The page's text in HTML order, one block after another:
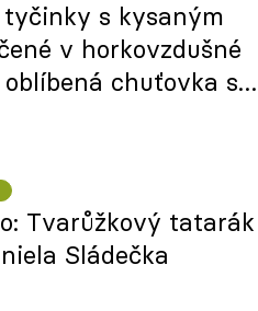
tyčinky s kysaným
v horkovzdušné
chuťovka s
Tvarůžkový tatarák
Sládečka